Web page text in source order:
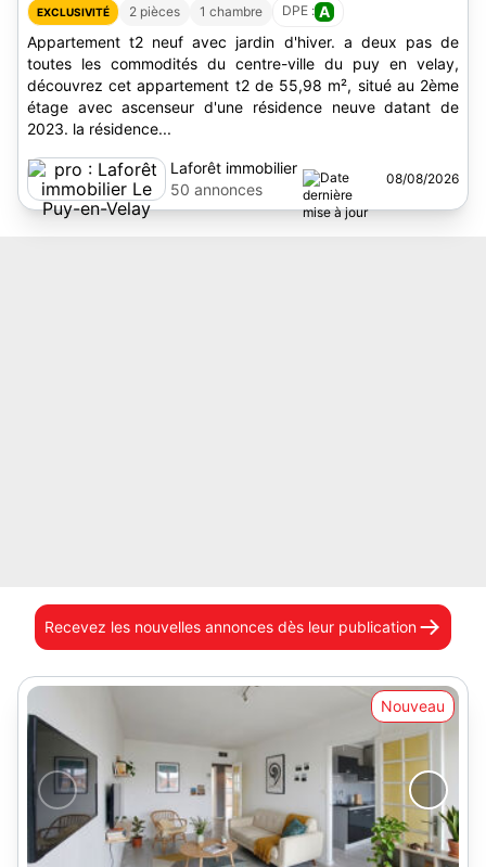
EXCLUSIVITÉ 2 pièces 1 chambre DPE : A
Appartement t2 neuf avec jardin d'hiver. a deux pas de
toutes les commodités du centre-ville du puy en velay,
découvrez cet appartement t2 de 55,98 m², situé au 2ème
étage avec ascenseur d'une résidence neuve datant de
2023. la résidence...
Laforêt immobilier
Le Puy-en-Velay
50 annonces
08/08/2026
Recevez les nouvelles annonces dès leur publication
Nouveau